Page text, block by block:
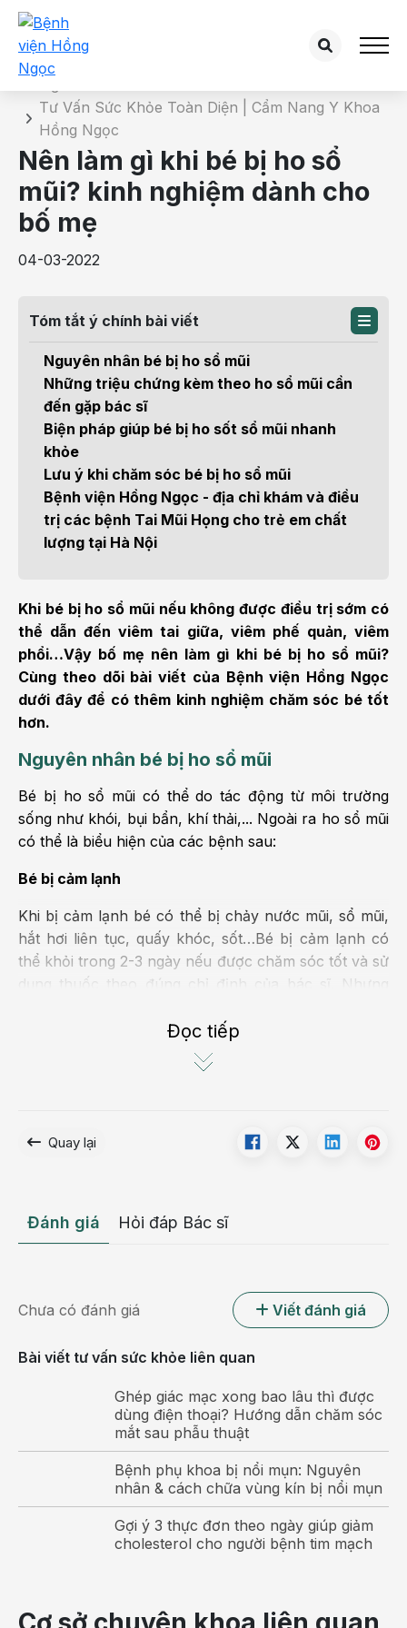
Chi tiết bài tư vấn
Tư Vấn Sức Khỏe Toàn Diện | Cẩm Nang Y Khoa
Hồng Ngọc
Nên làm gì khi bé bị ho sổ
mũi? kinh nghiệm dành cho
bố mẹ
04-03-2022
Tóm tắt ý chính bài viết
Nguyên nhân bé bị ho sổ mũi
Những triệu chứng kèm theo ho sổ mũi cần
đến gặp bác sĩ
Biện pháp giúp bé bị ho sốt sổ mũi nhanh
khỏe
Lưu ý khi chăm sóc bé bị ho sổ mũi
Bệnh viện Hồng Ngọc - địa chỉ khám và điều
trị các bệnh Tai Mũi Họng cho trẻ em chất
lượng tại Hà Nội
Khi bé bị ho sổ mũi nếu không được điều trị sớm có
thể dẫn đến viêm tai giữa, viêm phế quản, viêm
phổi…Vậy bố mẹ nên làm gì khi bé bị ho sổ mũi?
Cùng theo dõi bài viết của Bệnh viện Hồng Ngọc
dưới đây để có thêm kinh nghiệm chăm sóc bé tốt
hơn.
Nguyên nhân bé bị ho sổ mũi
Bé bị ho sổ mũi có thể do tác động từ môi trường
sống như khói, bụi bẩn, khí thải,... Ngoài ra ho sổ mũi
có thể là biểu hiện của các bệnh sau:
Bé bị cảm lạnh
Khi bị cảm lạnh bé có thể bị chảy nước mũi, sổ mũi,
hắt hơi liên tục, quấy khóc, sốt…Bé bị cảm lạnh có
thể khỏi trong 2-3 ngày nếu được chăm sóc tốt và sử
dụng thuốc theo đúng chỉ định của bác sĩ. Nhưng
cảm lạnh nặng hơn và có nguy cơ cao mắc các bệnh
như viêm tai giữa, viêm phổi, viêm phế quản,...
bệnh viện để được các bác sĩ thăm khám và kê đơn
Bé bị ho sổ mũi, hắt hơi có thể là biểu hiện của bệnh
cảm lạnh
Có thể bạn quan tâm:
Thủ phạm gây viêm tiểu phế quản ở trẻ
Viêm phế quản cấp ở trẻ: Cha mẹ đừng chủ
Đọc tiếp
Quay lại
Đánh giá Hỏi đáp Bác sĩ
Chưa có đánh giá Viết đánh giá
Bài viết tư vấn sức khỏe liên quan
Ghép giác mạc xong bao lâu thì được
dùng điện thoại? Hướng dẫn chăm sóc
mắt sau phẫu thuật
Bệnh phụ khoa bị nổi mụn: Nguyên
nhân & cách chữa vùng kín bị nổi mụn
Gợi ý 3 thực đơn theo ngày giúp giảm
cholesterol cho người bệnh tim mạch